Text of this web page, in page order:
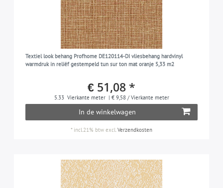
Textiel look behang Profhome DE120114-DI vliesbehang hardvinyl
warmdruk in reliëf gestempeld tun sur ton mat oranje 5,33 m2
€ 51,08 *
5.33 Vierkante meter | € 9,58 / Vierkante meter
In de winkelwagen
* incl.21% btw excl.Verzendkosten